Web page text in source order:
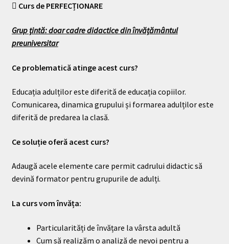
Curs de PERFECȚIONARE
Grup țintă: doar cadre didactice din învățământul
preuniversitar
Ce problematică atinge acest curs?
Educația adulților este diferită de educația copiilor.
Comunicarea, dinamica grupului și formarea adulților este
diferită de predarea la clasă.
Ce soluție oferă acest curs?
Adaugă acele elemente care permit cadrului didactic să
devină formator pentru grupurile de adulți.
La curs vom învăța:
Particularități de învățare la vârsta adultă
Cum să realizăm o analiză de nevoi pentru a